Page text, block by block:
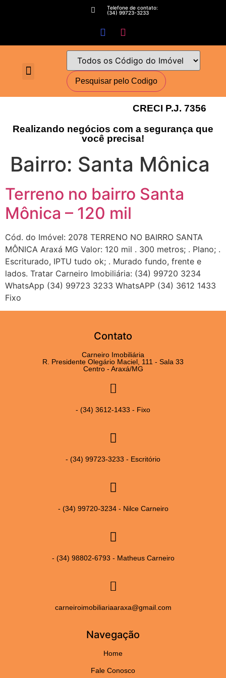
Telefone de contato:
(34) 99723-3233
CRECI P.J. 7356
Realizando negócios com a segurança que
você precisa!
Bairro: Santa Mônica
Terreno no bairro Santa
Mônica – 120 mil
Cód. do Imóvel: 2078 TERRENO NO BAIRRO SANTA
MÔNICA Araxá MG Valor: 120 mil . 300 metros; . Plano; .
Escriturado, IPTU tudo ok; . Murado fundo, frente e
lados. Tratar Carneiro Imobiliária: (34) 99720 3234
WhatsApp (34) 99723 3233 WhatsAPP (34) 3612 1433
Fixo
Contato
Carneiro Imobiliária
R. Presidente Olegário Maciel, 111 - Sala 33
Centro - Araxá/MG
- (34) 3612-1433 - Fixo
- (34) 99723-3233 - Escritório
- (34) 99720-3234 - Nilce Carneiro
- (34) 98802-6793 - Matheus Carneiro
carneiroimobiliariaaraxa@gmail.com
Navegação
Home
Fale Conosco